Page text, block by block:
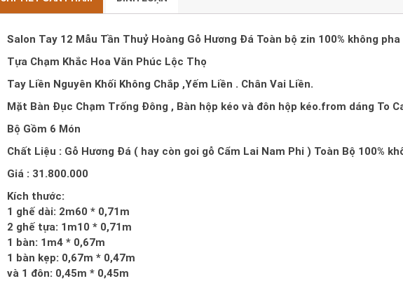
Salon Tay 12 Mẫu Tần Thuỷ Hoàng Gỗ Hương Đá Toàn bộ zin 100% không
Tựa Chạm Khắc Hoa Văn Phúc Lộc Thọ
Tay Liền Nguyên Khối Không Chắp ,Yếm Liền . Chân Vai Liền.
Mặt Bàn Đục Chạm Trống Đông , Bàn hộp kéo và đôn hộp kéo.from dáng To
Bộ Gồm 6 Món
Chất Liệu : Gỗ Hương Đá ( hay còn goi gỗ Cẩm Lai Nam Phi ) Toàn Bộ 100%
Giá : 31.800.000
Kích thước:
1 ghế dài: 2m60 * 0,71m
2 ghế tựa: 1m10 * 0,71m
1 bàn: 1m4 * 0,67m
1 bàn kẹp: 0,67m * 0,47m
và 1 đôn: 0,45m * 0,45m